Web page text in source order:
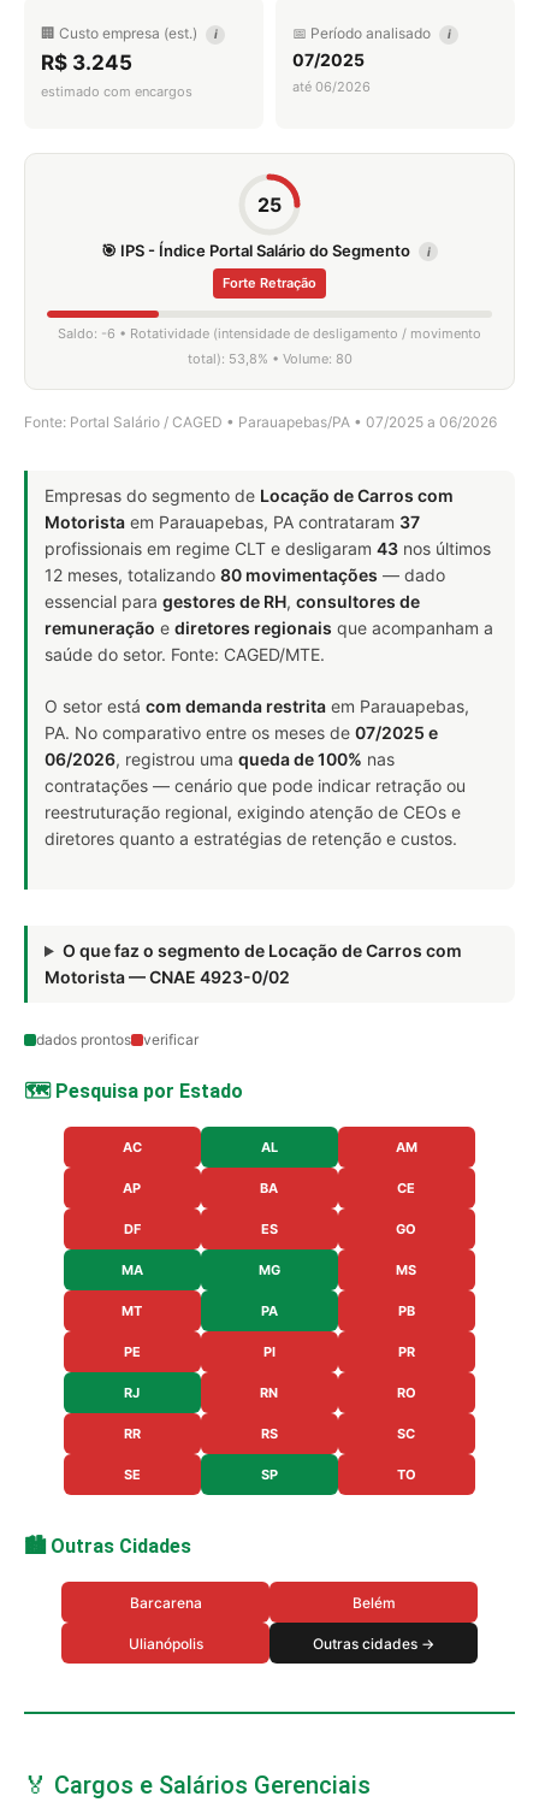
🏢 Custo empresa (est.) i
R$ 3.245
estimado com encargos
📅 Período analisado i
07/2025
até 06/2026
25
🎯 IPS - Índice Portal Salário do Segmento i
Forte Retração
Saldo: -6 • Rotatividade (intensidade de desligamento / movimento
total): 53,8% • Volume: 80
Fonte: Portal Salário / CAGED • Parauapebas/PA • 07/2025 a 06/2026
Empresas do segmento de Locação de Carros com
Motorista em Parauapebas, PA contrataram 37
profissionais em regime CLT e desligaram 43 nos últimos
12 meses, totalizando 80 movimentações — dado
essencial para gestores de RH, consultores de
remuneração e diretores regionais que acompanham a
saúde do setor. Fonte: CAGED/MTE.
O setor está com demanda restrita em Parauapebas,
PA. No comparativo entre os meses de 07/2025 e
06/2026, registrou uma queda de 100% nas
contratações — cenário que pode indicar retração ou
reestruturação regional, exigindo atenção de CEOs e
diretores quanto a estratégias de retenção e custos.
O que faz o segmento de Locação de Carros com
Motorista — CNAE 4923-0/02
dados prontos verificar
🗺️ Pesquisa por Estado
AC AL AM
AP BA CE
DF ES GO
MA MG MS
MT PA PB
PE PI PR
RJ RN RO
RR RS SC
SE SP TO
🏙️ Outras Cidades
Barcarena Belém
Ulianópolis Outras cidades →
🏅 Cargos e Salários Gerenciais